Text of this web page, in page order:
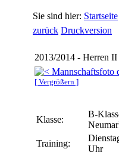
Sie sind hier: Startseite
zurück Druckversion
2013/2014 - Herren II
[ Vergrößern ]
Klasse:
B-
Training:
Uhr